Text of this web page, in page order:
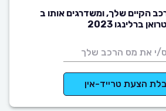
הקיים שלך, ומשדרגים אותו ב
ברלינגו 2023
הצעת טרייד-אין